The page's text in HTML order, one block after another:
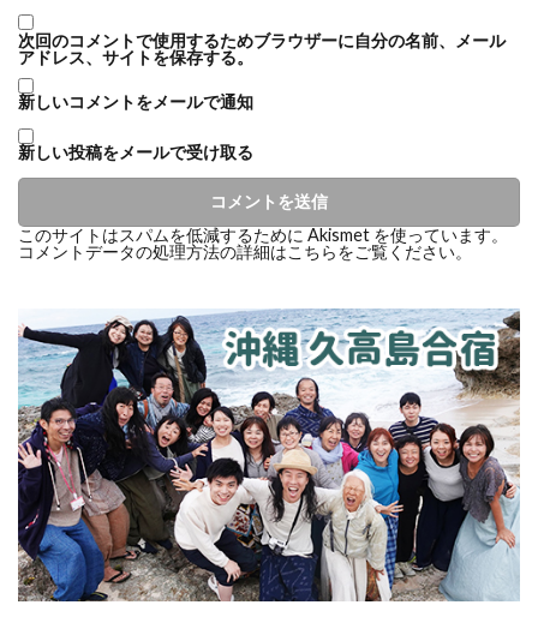
次回のコメントで使用するためブラウザーに自分の名前、メール
アドレス、サイトを保存する。
新しいコメントをメールで通知
新しい投稿をメールで受け取る
このサイトはスパムを低減するために Akismet を使っています。
コメントデータの処理方法の詳細はこちらをご覧ください。